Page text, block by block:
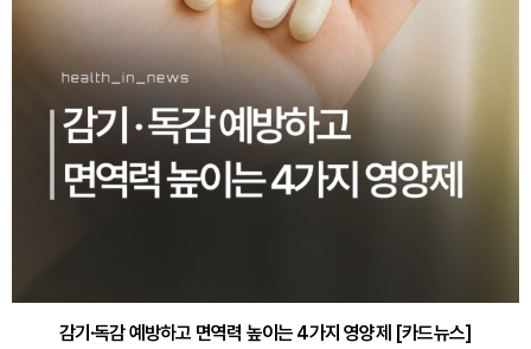
감기·독감 예방하고 면역력 높이는 4가지 영양제 [카드뉴스]